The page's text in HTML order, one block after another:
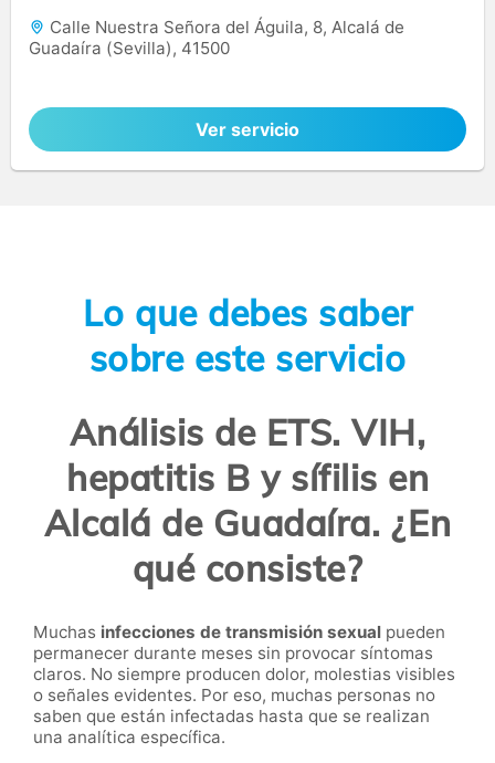
Calle Nuestra Señora del Águila, 8, Alcalá de
Guadaíra (Sevilla), 41500
Ver servicio
Lo que debes saber
sobre este servicio
Análisis de ETS. VIH,
hepatitis B y sífilis en
Alcalá de Guadaíra. ¿En
qué consiste?
Muchas infecciones de transmisión sexual pueden
permanecer durante meses sin provocar síntomas
claros. No siempre producen dolor, molestias visibles
o señales evidentes. Por eso, muchas personas no
saben que están infectadas hasta que se realizan
una analítica específica.